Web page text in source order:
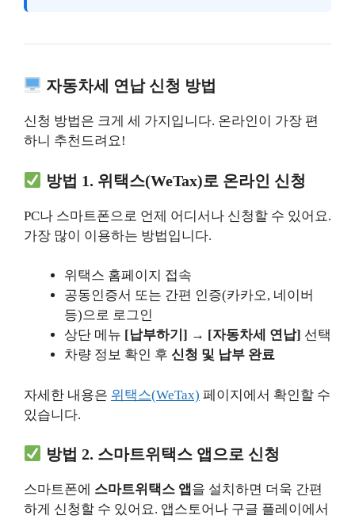
자동차세 연납 신청 방법
신청 방법은 크게 세 가지입니다. 온라인이 가장 편
하니 추천드려요!
방법 1. 위택스(WeTax)로 온라인 신청
PC나 스마트폰으로 언제 어디서나 신청할 수 있어요.
가장 많이 이용하는 방법입니다.
위택스 홈페이지 접속
공동인증서 또는 간편 인증(카카오, 네이버
등)으로 로그인
상단 메뉴 [납부하기] → [자동차세 연납] 선택
차량 정보 확인 후 신청 및 납부 완료
자세한 내용은 위택스(WeTax) 페이지에서 확인할 수
있습니다.
방법 2. 스마트위택스 앱으로 신청
스마트폰에 스마트위택스 앱 을 설치하면 더욱 간편
하게 신청할 수 있어요. 앱스토어나 구글 플레이에서